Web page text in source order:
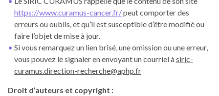
https://www.curamus-cancer.fr/peut comporter des
erreurs ou oublis, et qu’il est susceptible d’être modifié ou
faire l’objet de mise à jour.
Si vous remarquez un lien brisé, une omission ou une erreur,
vous pouvez le signaler en envoyant un courriel àsiric-
curamus.direction-recherche@aphp.fr
Droit d’auteurs et copyright :